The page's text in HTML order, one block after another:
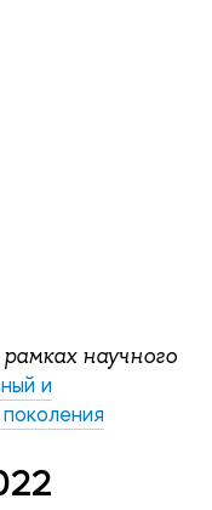
научного
и